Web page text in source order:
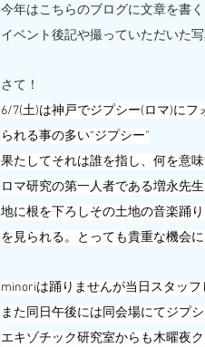
今年はこちらのブログに文章を書
イベント後記や撮っていただいた
さて！
6/7(土)は神戸でジプシー(ロマ)に
られる事の多い“ジプシー”
果たしてそれは誰を指し、何を意
ロマ研究の第一人者である増永先生
地に根を下ろしその土地の音楽踊
を見られる。とっても貴重な機会
minoriは踊りませんが当日スタッ
また同日午後には同会場にてジプ
エキゾチック研究室からも木曜夜